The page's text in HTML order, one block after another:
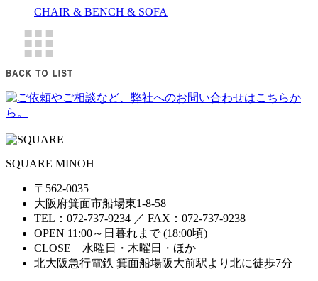
CHAIR & BENCH & SOFA
SQUARE MINOH
〒562-0035
大阪府箕面市船場東1-8-58
TEL：072-737-9234 ／ FAX：072-737-9238
OPEN 11:00～日暮れまで (18:00頃)
CLOSE 水曜日・木曜日・ほか
北大阪急行電鉄 箕面船場阪大前駅より北に徒歩7分